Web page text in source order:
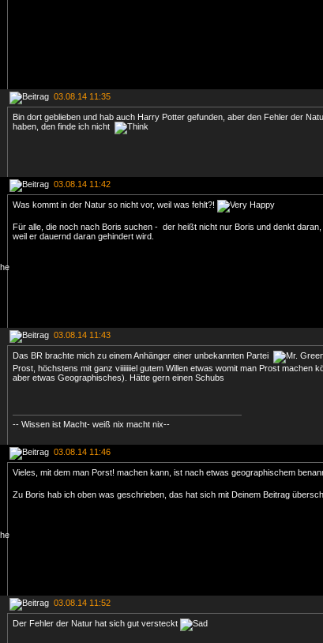
03.08.14 11:35
Bin dort geblieben und hab auch Harry Potter gefunden, aber den Fehler der
haben, den finde ich nicht
03.08.14 11:42
Was kommt in der Natur so nicht vor, weil was fehlt?!
Für alle, die noch nach Boris suchen - der heißt nicht nur Boris und denkt daran,
weil er dauernd daran gehindert wird.
03.08.14 11:43
Das BR brachte mich zu einem Anhänger einer unbekannten Partei
Prost, höchstens mit ganz viiiiiiiel gutem Willen etwas womit man Prost machen
aber etwas Geographisches). Hätte gern einen Schubs
-- Wissen ist Macht- weiß nix macht nix--
03.08.14 11:46
Vieles, mit dem man Porst! machen kann, ist nach etwas geographischem
Zu Boris hab ich oben was geschrieben, das hat sich mit Deinem Beitrag
03.08.14 11:52
Der Fehler der Natur hat sich gut versteckt